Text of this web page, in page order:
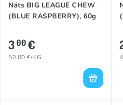
Näts BIG LEAGUE CHEW
(BLUE RASPBERRY), 60g
300€
50.00 €/KG